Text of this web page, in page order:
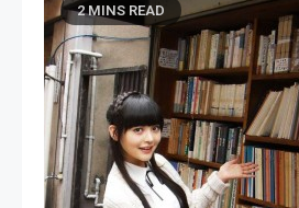
2 MINS READ